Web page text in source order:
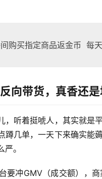
购买指定商品返金币 每
向带货，真香还是
，听着挺唬人，其实就是
蹲几单，一天下来确实能
。
要冲GMV（成交额），